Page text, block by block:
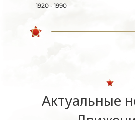
1920 - 1990
Актуальные